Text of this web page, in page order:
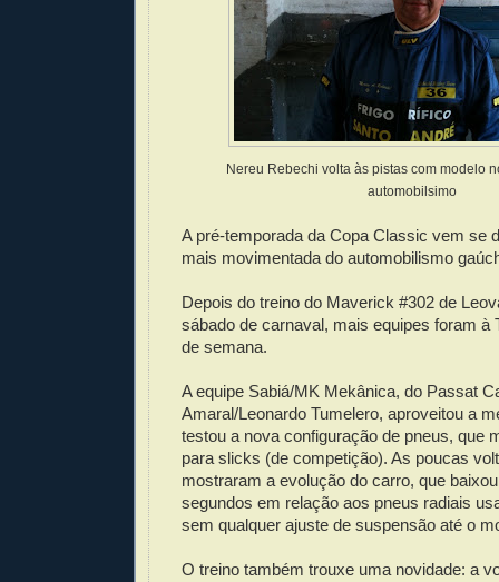
Nereu Rebechi volta às pistas com modelo
automobilsimo
A pré-temporada da Copa Classic vem se
mais movimentada do automobilismo
Depois do treino do Maverick #302 de
sábado de carnaval, mais equipes foram à
de semana.
A equipe Sabiá/MK Mekânica, do Passat
Amaral/Leonardo Tumelero, aproveitou a
testou a nova configuração de pneus, que
para slicks (de competição). As poucas
mostraram a evolução do carro, que
segundos em relação aos pneus radiais
sem qualquer ajuste de suspensão até o
O treino também trouxe uma novidade: a